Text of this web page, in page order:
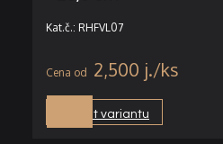
Kat.č.: RHFVL07
2,500 j.
Vybrat variantu